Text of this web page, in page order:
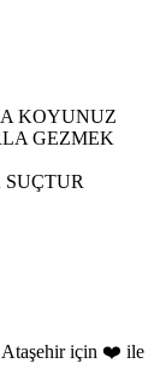
KOYUNUZ
GEZMEK
Ataşehir için ❤️ ile